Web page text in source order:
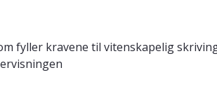
fyller kravene til vitenskapelig